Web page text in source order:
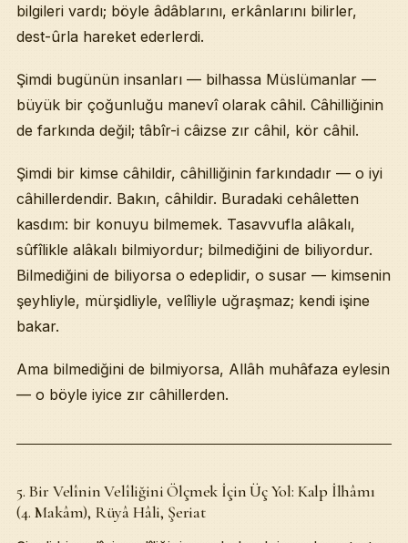
bilgileri vardı; böyle âdâblarını, erkânlarını bilirler,
dest-ûrla hareket ederlerdi.
Şimdi bugünün insanları — bilhassa Müslümanlar —
büyük bir çoğunluğu manevî olarak câhil. Câhilliğinin
de farkında değil; tâbîr-i câizse zır câhil, kör câhil.
Şimdi bir kimse câhildir, câhilliğinin farkındadır — o iyi
câhillerdendir. Bakın, câhildir. Buradaki cehâletten
kasdım: bir konuyu bilmemek. Tasavvufla alâkalı,
sûfîlikle alâkalı bilmiyordur; bilmediğini de biliyordur.
Bilmediğini de biliyorsa o edeplidir, o susar — kimsenin
şeyhliyle, mürşidliyle, velîliyle uğraşmaz; kendi işine
bakar.
Ama bilmediğini de bilmiyorsa, Allâh muhâfaza eylesin
— o böyle iyice zır câhillerden.
5. Bir Velînin Velîliğini Ölçmek İçin Üç Yol: Kalp İlhâmı
(4. Makâm), Rüyâ Hâli, Şeriat